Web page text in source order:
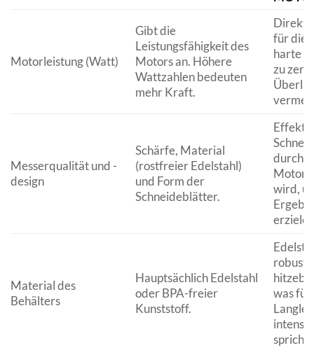
Motorleistung (Watt)
Gibt die
Leistungsfähigkeit des
Motors an. Höhere
Wattzahlen bedeuten
mehr Kraft.
Direkt
für die
harte
zu
Messerqualität und -
design
Schärfe, Material
(rostfreier Edelstahl)
und Form der
Schneideblätter.
durch
Motor
wird,
Material des
Behälters
Hauptsächlich Edelstahl
oder BPA-freier
Kunststoff.
was für
spricht.